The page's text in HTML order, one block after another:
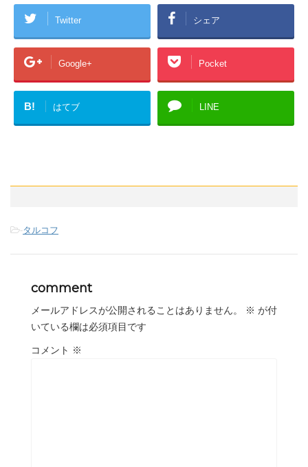
Twitter シェア
Google+ Pocket
B! はてブ LINE
-タルコフ
comment
メールアドレスが公開されることはありません。 ※ が付
いている欄は必須項目です
コメント ※